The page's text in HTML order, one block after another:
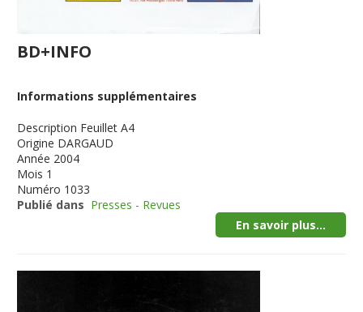
BD+INFO
Informations supplémentaires
Description Feuillet A4
Origine DARGAUD
Année 2004
Mois 1
Numéro 1033
Publié dans Presses - Revues
En savoir plus...